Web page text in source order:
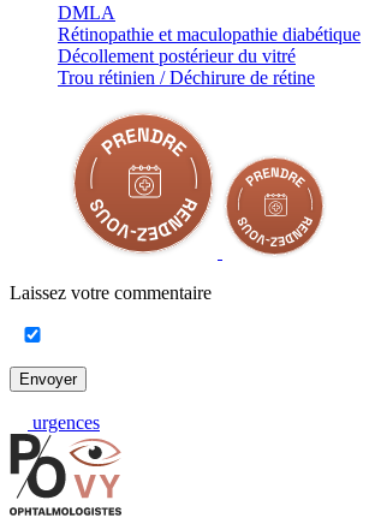
DMLA
Rétinopathie et maculopathie diabétique
Décollement postérieur du vitré
Trou rétinien / Déchirure de rétine
Laissez votre commentaire
Envoyer
urgences